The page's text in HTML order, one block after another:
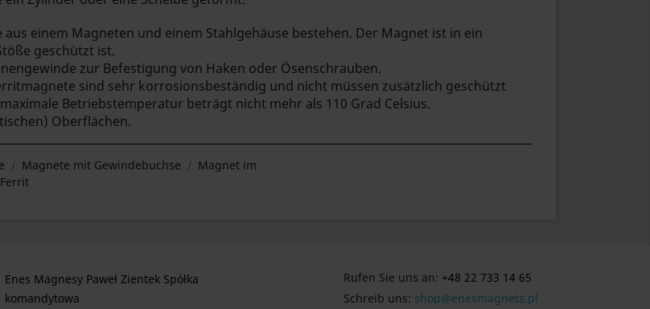
einem Magneten und einem Stahlgehäuse bestehen. Der Magnet ist in ein
geschützt ist.
zur Befestigung von Haken oder Ösenschrauben.
sind sehr korrosionsbeständig und nicht müssen zusätzlich geschützt
Betriebstemperatur beträgt nicht mehr als 110 Grad Celsius.
Oberflächen.
Magnete mit Gewindebuchse
Magnet im
Enes Magnesy Paweł Zientek Spółka
komandytowa
Rufen Sie uns an: +48 22 733 14 65
Schreib uns: shop@enesmagnets.pl